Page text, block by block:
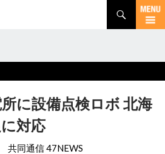
に設備点検ロボ 北海
対応
共同通信 47NEWS